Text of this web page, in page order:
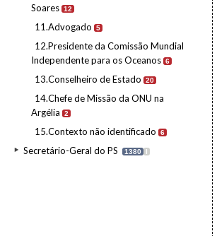
Soares 12
11.Advogado 5
12.Presidente da Comissão Mundial
Independente para os Oceanos 6
13.Conselheiro de Estado 20
14.Chefe de Missão da ONU na
Argélia
2
15.Contexto não identificado 6
Secretário-Geral do PS 1380 I